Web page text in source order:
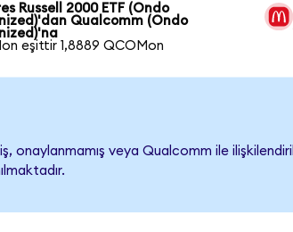
Russell 2000 ETF (Ondo
Qualcomm (Ondo
eşittir 1,8889 QCOMon
onaylanmamış veya Qualcomm ile